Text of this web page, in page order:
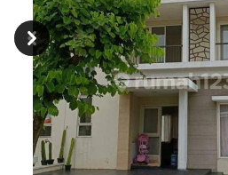
Previous
Next